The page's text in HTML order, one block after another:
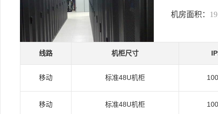
机房面积：
线路 机柜尺寸
移动 标准48U机柜
移动 标准48U机柜